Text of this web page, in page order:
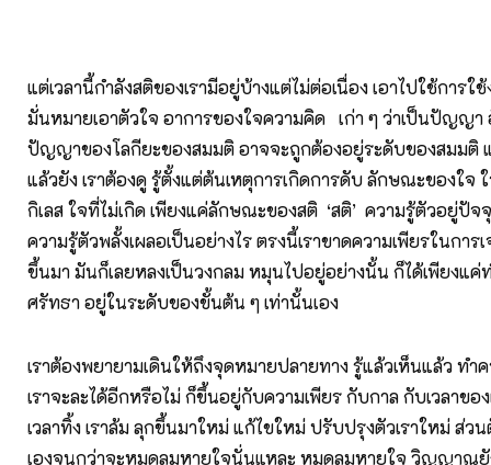
แต่เวลานี้กำลังสติของเรามีอยู่บ้างแต่ไม่ต่อเนื่อง เอาไปใช้การใช้
มั่นหมายเอาตัวใจ อาการของใจความคิด เก่า ๆ ว่าเป็นปัญญ
ปัญญาของโลกียะของสมมติ อาจจะถูกต้องอยู่ระดับของสมมติ
แล้วยัง เราต้องดู รู้ตั้งแต่ต้นเหตุการเกิดการดับ ลักษณะของใจ
กิเลส ใจที่ไม่เกิด เพียงแค่ลักษณะของสติ ‘สติ’ ความรู้ตัวอยู่ปัจ
ความรู้ตัวพลั้งเผลอเป็นอย่างไร ตรงนี้เราขาดความเพียรในการ
ขึ้นมา มันก็เลยหลงเป็นวงกลม หมุนไปอยู่อย่างนั้น ก็ได้เพียงแ
ศรัทธา อยู่ในระดับของขั้นต้น ๆ เท่านั้นเอง
เราต้องพยายามเดินให้ถึงจุดหมายปลายทาง รู้แล้วเห็นแล้ว ทำค
เราจะละได้อีกหรือไม่ ก็ขึ้นอยู่กับความเพียร กับกาล กับเวลาขอ
เวลาทิ้ง เราล้ม ลุกขึ้นมาใหม่ แก้ไขใหม่ ปรับปรุงตัวเราใหม่ ส่วน
เองจนกว่าจะหมดลมหายใจนั่นแหละ หมดลมหายใจ วิญญาณ